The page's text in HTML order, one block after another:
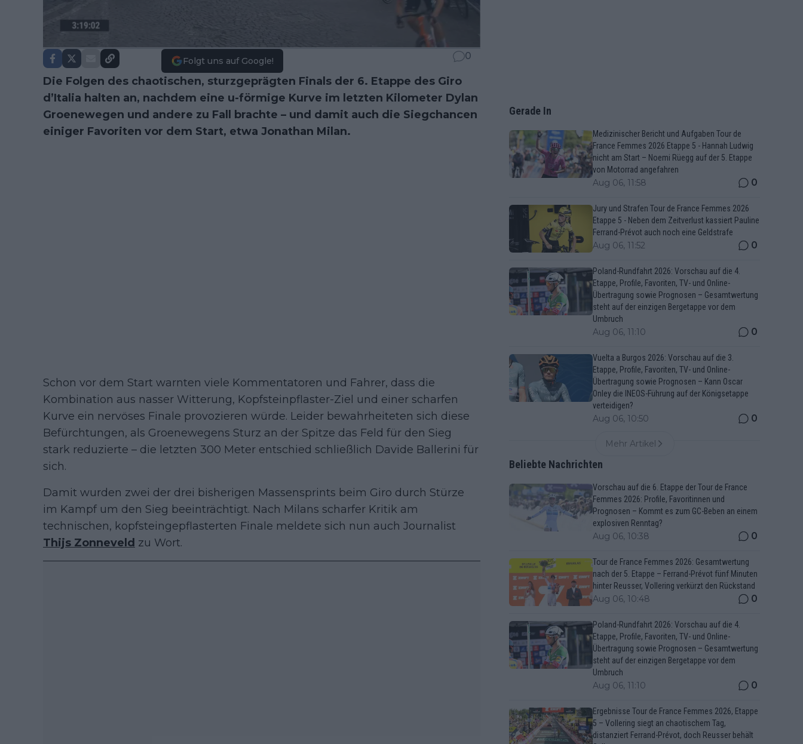
Folgt uns auf Google! 0
Die Folgen des chaotischen, sturzgeprägten Finals der 6. Etappe des Giro
d’Italia halten an, nachdem eine u-förmige Kurve im letzten Kilometer Dylan
Groenewegen und andere zu Fall brachte – und damit auch die Siegchancen
einiger Favoriten vor dem Start, etwa Jonathan Milan.
Schon vor dem Start warnten viele Kommentatoren und Fahrer, dass die
Kombination aus nasser Witterung, Kopfsteinpflaster-Ziel und einer scharfen
Kurve ein nervöses Finale provozieren würde. Leider bewahrheiteten sich diese
Befürchtungen, als Groenewegens Sturz an der Spitze das Feld für den Sieg
stark reduzierte – die letzten 300 Meter entschied schließlich Davide Ballerini für
sich.
Damit wurden zwei der drei bisherigen Massensprints beim Giro durch Stürze
im Kampf um den Sieg beeinträchtigt. Nach Milans scharfer Kritik am
technischen, kopfsteingepflasterten Finale meldete sich nun auch Journalist
Thijs Zonneveld zu Wort.
Gerade In
Medizinischer Bericht und Aufgaben Tour de
France Femmes 2026 Etappe 5 - Hannah Ludwig
nicht am Start – Noemi Rüegg auf der 5. Etappe
von Motorrad angefahren
Aug 06, 11:58 0
Jury und Strafen Tour de France Femmes 2026
Etappe 5 - Neben dem Zeitverlust kassiert Pauline
Ferrand-Prévot auch noch eine Geldstrafe
Aug 06, 11:52 0
Poland-Rundfahrt 2026: Vorschau auf die 4.
Etappe, Profile, Favoriten, TV- und Online-
Übertragung sowie Prognosen – Gesamtwertung
steht auf der einzigen Bergetappe vor dem
Umbruch
Aug 06, 11:10 0
Vuelta a Burgos 2026: Vorschau auf die 3.
Etappe, Profile, Favoriten, TV- und Online-
Übertragung sowie Prognosen – Kann Oscar
Onley die INEOS-Führung auf der Königsetappe
verteidigen?
Aug 06, 10:50 0
Mehr Artikel
Beliebte Nachrichten
Vorschau auf die 6. Etappe der Tour de France
Femmes 2026: Profile, Favoritinnen und
Prognosen – Kommt es zum GC-Beben an einem
explosiven Renntag?
Aug 06, 10:38 0
Tour de France Femmes 2026: Gesamtwertung
nach der 5. Etappe – Ferrand-Prévot fünf Minuten
hinter Reusser, Vollering verkürzt den Rückstand
Aug 06, 10:48 0
Poland-Rundfahrt 2026: Vorschau auf die 4.
Etappe, Profile, Favoriten, TV- und Online-
Übertragung sowie Prognosen – Gesamtwertung
steht auf der einzigen Bergetappe vor dem
Umbruch
Aug 06, 11:10 0
Ergebnisse Tour de France Femmes 2026, Etappe
5 – Vollering siegt an chaotischem Tag,
distanziert Ferrand-Prévot, doch Reusser behält